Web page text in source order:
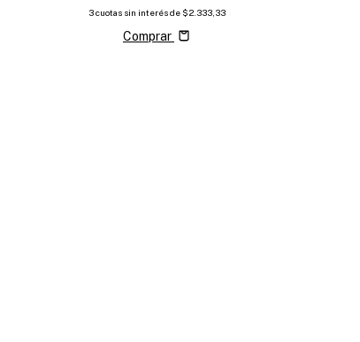
3 cuotas sin interés de $2.333,33
Comprar